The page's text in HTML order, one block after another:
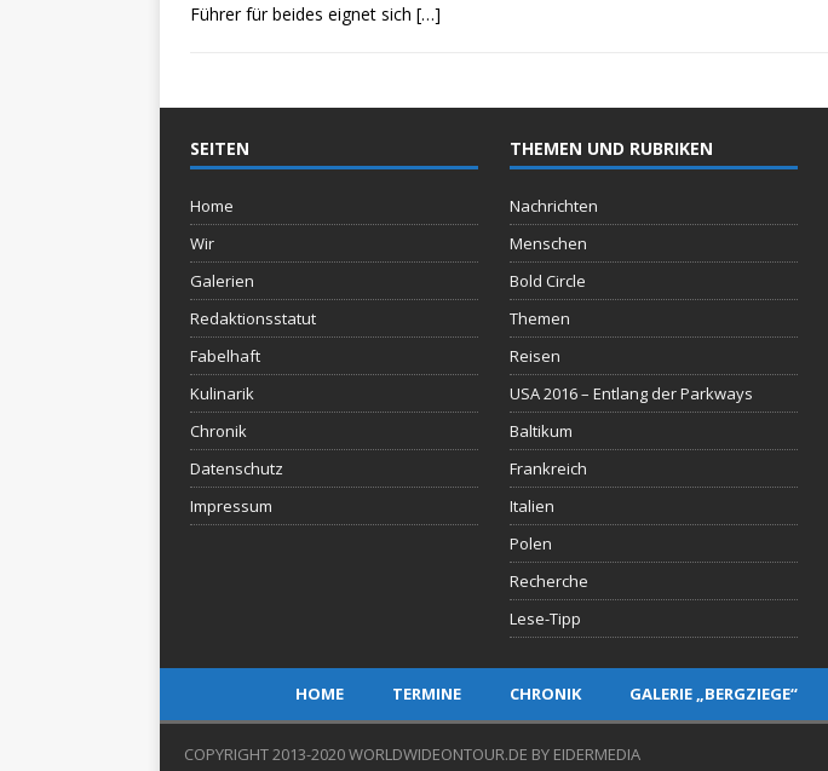
Führer für beides eignet sich […]
SEITEN
Home
Wir
Galerien
Redaktionsstatut
Fabelhaft
Kulinarik
Chronik
Datenschutz
Impressum
THEMEN UND RUBRIKEN
Nachrichten
Menschen
Bold Circle
Themen
Reisen
USA 2016 – Entlang der Parkways
Baltikum
Frankreich
Italien
Polen
Recherche
Lese-Tipp
HOME TERMINE CHRONIK GALERIE „BERGZIEGE“
COPYRIGHT 2013-2020 WORLDWIDEONTOUR.DE BY EIDERMEDIA